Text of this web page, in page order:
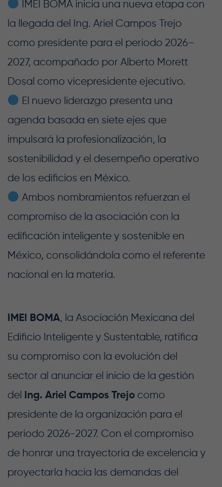
IMEI BOMA inicia una nueva etapa con
la llegada del Ing. Ariel Campos Trejo
como presidente para el periodo 2026–
2027, acompañado por Alberto Morett
Dosal como vicepresidente ejecutivo.
El nuevo liderazgo presenta una
agenda basada en siete ejes que
impulsará la profesionalización, la
sostenibilidad y el desempeño operativo
de los edificios en México.
Ambos nombramientos refuerzan el
compromiso de la asociación con la
edificación inteligente y sostenible en
México, consolidándola como el referente
nacional en la materia.
IMEI BOMA, la Asociación Mexicana del
Edificio Inteligente y Sustentable, ratifica
su compromiso con la evolución del
sector al anunciar el inicio de la gestión
del
Ing. Ariel Campos Trejo como
presidente de la organización para el
periodo 2026-2027. Con el compromiso
de honrar una trayectoria de excelencia y
proyectarla hacia las demandas del